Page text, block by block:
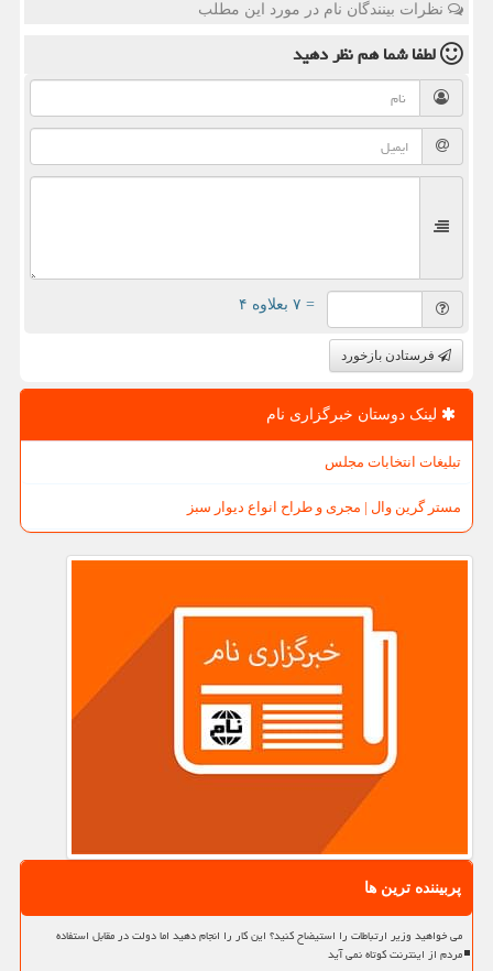
نظرات بینندگان نام در مورد این مطلب
لطفا شما همنظر دهید
= ۷ بعلاوه ۴
فرستادن بازخورد
لینک دوستان خبرگزاری نام
تبلیغات انتخابات مجلس
مستر گرین وال | مجری و طراح انواع دیوار سبز
پربیننده ترین ها
می خواهید وزیر ارتباطات را استیضاح کنید؟ این کار را انجام دهید اما دولت در مقابل استفاده
مردم از اینترنت کوتاه نمی آید